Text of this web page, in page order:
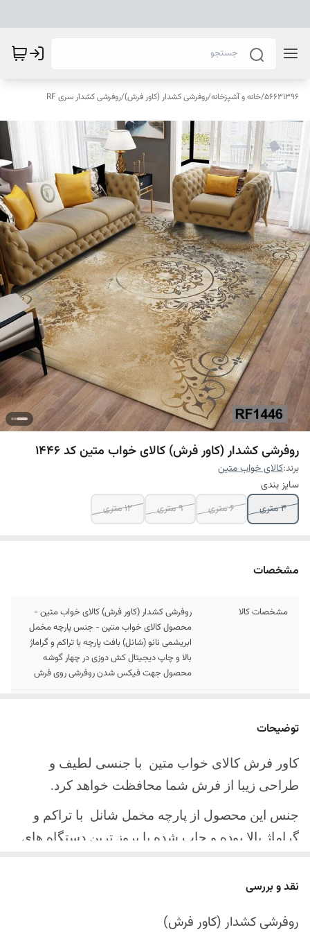
56631396
/خانه و آشپزخانه/روفرشی کشدار (کاور فرش)/روفرشی کشدار سری RF
روفرشی کشدار (کاور فرش) کالای خواب متین کد 1446
برند:کالای خواب متین
سایز بندی
4 متری
6 متری 9 متری 12 متری
مشخصات
مشخصات کالا
روفرشی کشدار (کاور فرش) کالای خواب متین -
محصول کالای خواب متین - جنس پارچه مخمل
ابریشمی نانو (شانل) بافت پارچه با تراکم و گراماژ
بالا و چاپ دیجیتال کش دوزی در چهار گوشه
محصول جهت فیکس شدن روفرشی روی فرش
ارسال کالا
آینده
توضیحات
کاور فرش کالای خواب متین با جنسی لطیف و
طراحی زیبا از فرش شما محافظت خواهد کرد.
جنس این محصول از پارچه مخمل شانل با تراکم و
گراماژ بالا بوده و چاپ شده با بروز ترین دستگاه های
چهار گوشه این محصول با کش باکیفیت دوخته‌شده
نقد و بررسی
روفرشی کشدار (کاور فرش)